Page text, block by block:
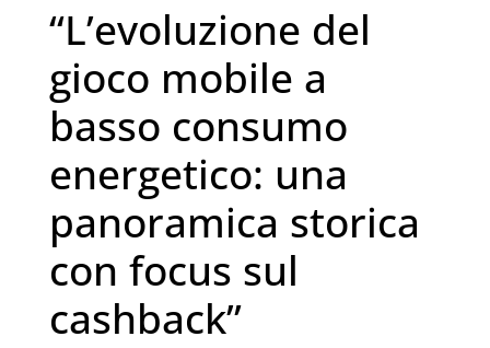
“L’evoluzione del
gioco mobile a
basso consumo
energetico: una
panoramica storica
con focus sul
cashback”